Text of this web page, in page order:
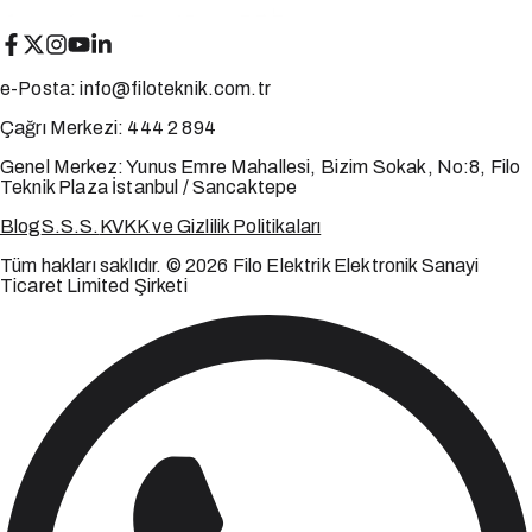
e-Posta: info@filoteknik.com.tr
Çağrı Merkezi: 444 2 894
Genel Merkez:Yunus Emre Mahallesi, Bizim Sokak, No:8, Filo
Teknik Plaza İstanbul / Sancaktepe
BlogS.S.S. KVKK ve Gizlilik Politikaları
Tüm hakları saklıdır. © 2026 Filo Elektrik Elektronik Sanayi
Ticaret Limited Şirketi